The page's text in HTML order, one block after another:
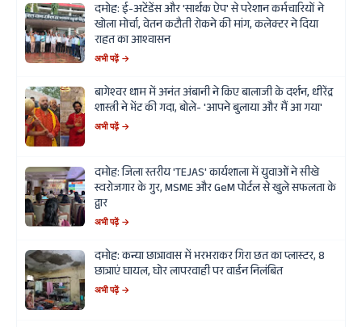
दमोह: ई-अटेंडेंस और 'सार्थक ऐप' से परेशान कर्मचारियों ने
खोला मोर्चा, वेतन कटौती रोकने की मांग, कलेक्टर ने दिया
राहत का आश्वासन
अभी पढ़ें →
बागेश्वर धाम में अनंत अंबानी ने किए बालाजी के दर्शन, धीरेंद्र
शास्त्री ने भेंट की गदा, बोले- 'आपने बुलाया और मैं आ गया'
अभी पढ़ें →
दमोह: जिला स्तरीय 'TEJAS' कार्यशाला में युवाओं ने सीखे
स्वरोजगार के गुर, MSME और GeM पोर्टल से खुले सफलता के
द्वार
अभी पढ़ें →
दमोह: कन्या छात्रावास में भरभराकर गिरा छत का प्लास्टर, 8
छात्राएं घायल, घोर लापरवाही पर वार्डन निलंबित
अभी पढ़ें →